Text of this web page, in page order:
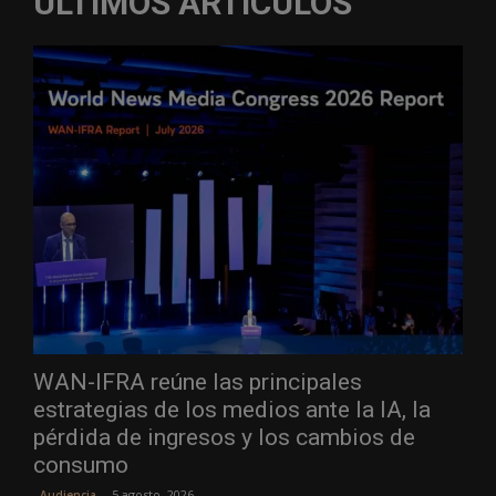
WAN-IFRA reúne las principales
estrategias de los medios ante la IA, la
pérdida de ingresos y los cambios de
consumo